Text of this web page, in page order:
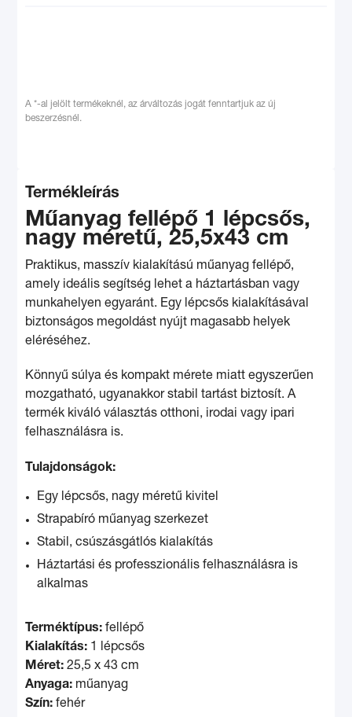
A *-al jelölt termékeknél, az árváltozás jogát fenntartjuk az új
beszerzésnél.
Termékleírás
Műanyag fellépő 1 lépcsős,
nagy méretű, 25,5x43 cm
Praktikus, masszív kialakítású műanyag fellépő,
amely ideális segítség lehet a háztartásban vagy
munkahelyen egyaránt. Egy lépcsős kialakításával
biztonságos megoldást nyújt magasabb helyek
eléréséhez.
Könnyű súlya és kompakt mérete miatt egyszerűen
mozgatható, ugyanakkor stabil tartást biztosít. A
termék kiváló választás otthoni, irodai vagy ipari
felhasználásra is.
Tulajdonságok:
Egy lépcsős, nagy méretű kivitel
Strapabíró műanyag szerkezet
Stabil, csúszásgátlós kialakítás
Háztartási és professzionális felhasználásra is
alkalmas
Terméktípus: fellépő
Kialakítás: 1 lépcsős
Méret: 25,5 x 43 cm
Anyaga: műanyag
Szín: fehér